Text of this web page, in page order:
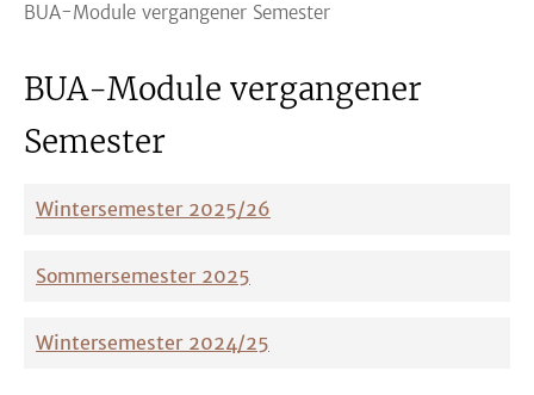
BUA-Module vergangener Semester
BUA-Module vergangener
Semester
Wintersemester 2025/26
Sommersemester 2025
Wintersemester 2024/25